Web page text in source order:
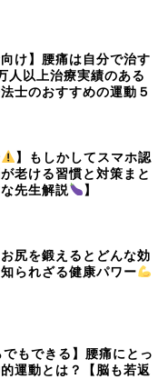
向け】腰痛は自分で治す
以上治療実績のある
士のおすすめの運動５
】もしかしてスマホ認
老ける習慣と対策まと
先生解説
】
お尻を鍛えるとどんな効
られざる健康パワー
でもできる】腰痛にとっ
運動とは？【脳も若返